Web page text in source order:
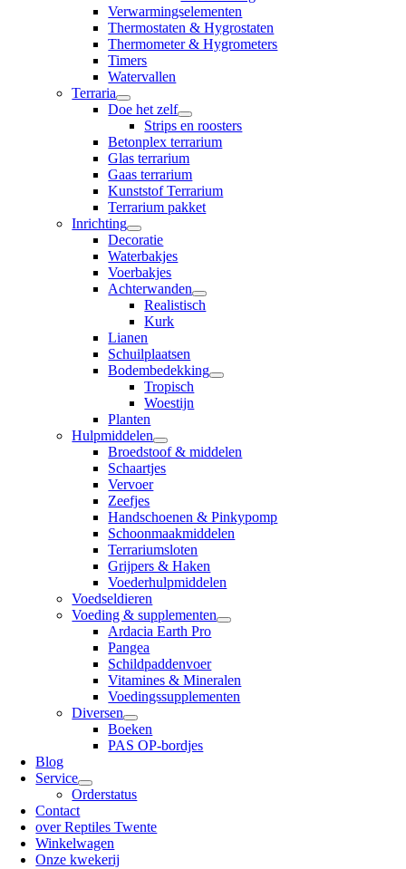
Verwarmingselementen
Thermostaten & Hygrostaten
Thermometer & Hygrometers
Timers
Watervallen
Terraria
Doe het zelf
Strips en roosters
Betonplex terrarium
Glas terrarium
Gaas terrarium
Kunststof Terrarium
Terrarium pakket
Inrichting
Decoratie
Waterbakjes
Voerbakjes
Achterwanden
Realistisch
Kurk
Lianen
Schuilplaatsen
Bodembedekking
Tropisch
Woestijn
Planten
Hulpmiddelen
Broedstoof & middelen
Schaartjes
Vervoer
Zeefjes
Handschoenen & Pinkypomp
Schoonmaakmiddelen
Terrariumsloten
Grijpers & Haken
Voederhulpmiddelen
Voedseldieren
Voeding & supplementen
Ardacia Earth Pro
Pangea
Schildpaddenvoer
Vitamines & Mineralen
Voedingssupplementen
Diversen
Boeken
PAS OP-bordjes
Blog
Service
Orderstatus
Contact
over Reptiles Twente
Winkelwagen
Onze kwekerij